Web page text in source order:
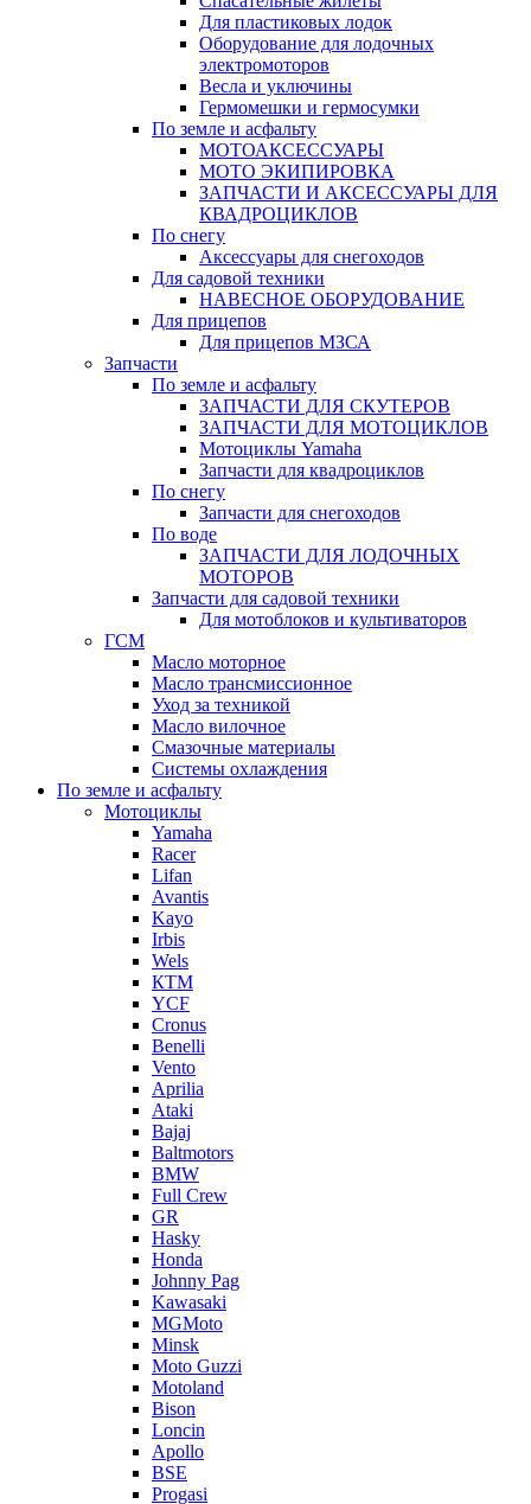
Для пластиковых лодок
Оборудование для лодочных
электромоторов
Весла и уключины
Гермомешки и гермосумки
По земле и асфальту
МОТОАКСЕССУАРЫ
МОТО ЭКИПИРОВКА
ЗАПЧАСТИ И АКСЕССУАРЫ ДЛЯ
КВАДРОЦИКЛОВ
По снегу
Аксессуары для снегоходов
Для садовой техники
НАВЕСНОЕ ОБОРУДОВАНИЕ
Для прицепов
Для прицепов МЗСА
Запчасти
По земле и асфальту
ЗАПЧАСТИ ДЛЯ СКУТЕРОВ
ЗАПЧАСТИ ДЛЯ МОТОЦИКЛОВ
Мотоциклы Yamaha
Запчасти для квадроциклов
По снегу
Запчасти для снегоходов
По воде
ЗАПЧАСТИ ДЛЯ ЛОДОЧНЫХ
МОТОРОВ
Запчасти для садовой техники
Для мотоблоков и культиваторов
ГСМ
Масло моторное
Масло трансмиссионное
Уход за техникой
Масло вилочное
Смазочные материалы
Системы охлаждения
По земле и асфальту
Мотоциклы
Yamaha
Racer
Lifan
Avantis
Kayo
Irbis
Wels
КТМ
YCF
Cronus
Benelli
Vento
Aprilia
Ataki
Bajaj
Baltmotors
BMW
Full Crew
GR
Hasky
Honda
Johnny Pag
Kawasaki
MGMoto
Minsk
Moto Guzzi
Motoland
Bison
Loncin
Apollo
BSE
Progasi